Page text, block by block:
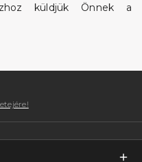
küldjük Önnek a